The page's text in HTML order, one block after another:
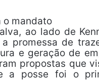
o mandato
ao lado de
promessa de
e geração de
propostas que
a posse foi o